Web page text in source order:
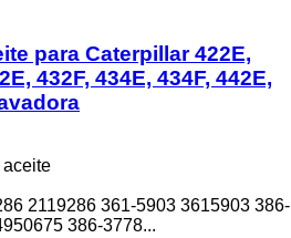
para Caterpillar 422E,
432F, 434E, 434F, 442E,
aceite
2119286 361-5903 3615903 386-
386-3778...